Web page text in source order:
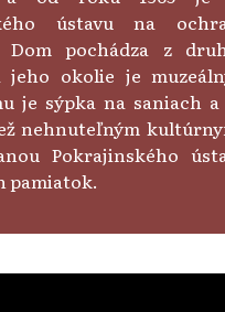
ústavu na
Dom pochádza z
jeho okolie je
je sýpka na saniach a
nehnuteľným
Pokrajinského
pamiatok.